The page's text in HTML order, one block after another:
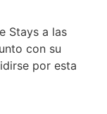
Stays a las
con su
por esta